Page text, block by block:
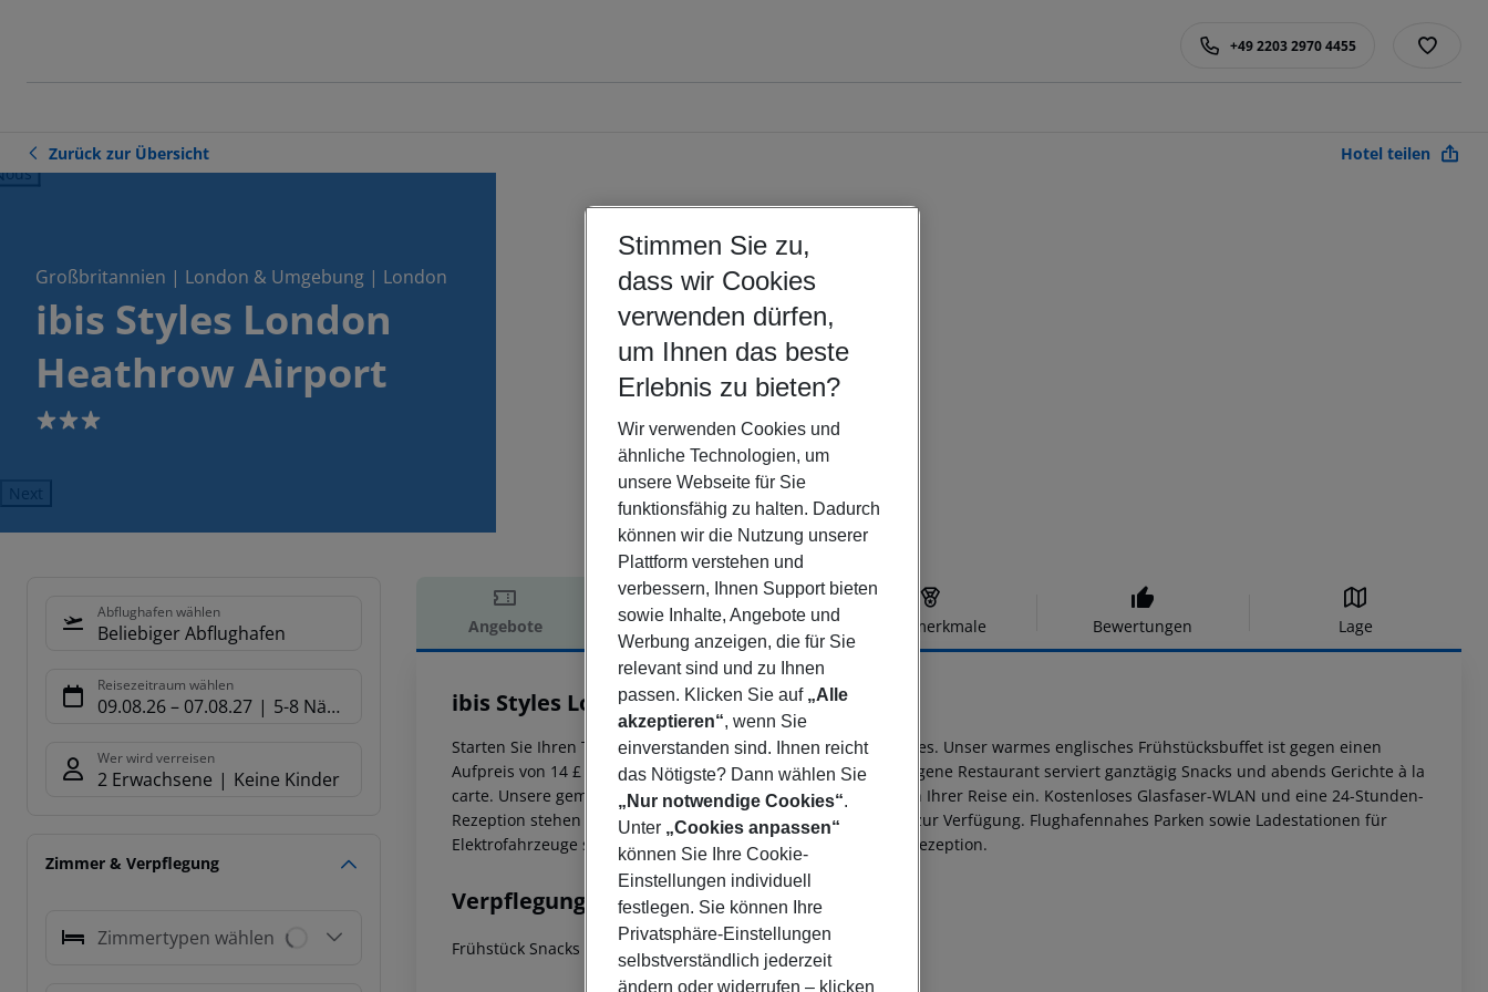
+49 2203 2970 4455
Zurück zur Übersicht Hotel teilen
Großbritannien | London & Umgebung | London
ibis Styles London
Heathrow Airport
3
Next
Abflughafen wählen
Beliebiger Abflughafen
Reisezeitraum wählen
09.08.26– 07.08.27 5-8 Nächte
Wer wird verreisen
2 Erwachsene Keine Kinder
Zimmer & Verpflegung
Zimmertypen wählen
Angebote Hotelbeschreibung Hotelmerkmale Bewertungen Lage
Hotelbeschreibung
ibis Styles London Heathrow Airport
Starten Sie Ihren Tag gut gestärkt, ausgeruht und bereit für alles. Unser warmes englisches Frühstücksbuffet ist gegen einen
Aufpreis von 14 £ pro Person und Nacht erhältlich. Das hoteleigene Restaurant serviert ganztägig Snacks und abends Gerichte à la
carte. Unsere gemütliche Bar lädt zum Entspannen und Planen Ihrer Reise ein. Kostenloses Glasfaser-WLAN und eine 24-Stunden-
Rezeption stehen Ihnen während Ihres gesamten Aufenthalts zur Verfügung. Flughafennahes Parken sowie Ladestationen für
Elektrofahrzeuge sind jetzt verfügbar, bitte fragen Sie an der Rezeption.
Verpflegung
Frühstück Snacks
Stimmen Sie zu,
dass wir Cookies
verwenden dürfen,
um Ihnen das beste
Erlebnis zu bieten?
Wir verwenden Cookies und
ähnliche Technologien, um
unsere Webseite für Sie
funktionsfähig zu halten. Dadurch
können wir die Nutzung unserer
Plattform verstehen und
verbessern, Ihnen Support bieten
sowie Inhalte, Angebote und
Werbung anzeigen, die für Sie
relevant sind und zu Ihnen
passen. Klicken Sie auf „Alle
akzeptieren“, wenn Sie
einverstanden sind. Ihnen reicht
das Nötigste? Dann wählen Sie
„Nur notwendige Cookies“.
Unter „Cookies anpassen“
können Sie Ihre Cookie-
Einstellungen individuell
festlegen. Sie können Ihre
Privatsphäre-Einstellungen
selbstverständlich jederzeit
ändern oder widerrufen – klicken